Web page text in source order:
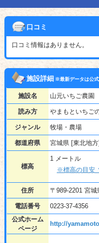
口コミ
口コミ情報はありません。
施設詳細
※最新データは公式
施設名 山元いちご農園
読み方 やまもといちご
ジャンル 牧場・農場
都道府県 宮城県 [東北地方]
標高
1 メートル
※標高の目安
住所 〒989-2201 宮
電話番号
0223-37-4356
公式ホーム
ページ
http://